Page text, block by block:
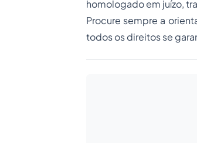
homologado em juízo,
Procure sempre a
todos os direitos se